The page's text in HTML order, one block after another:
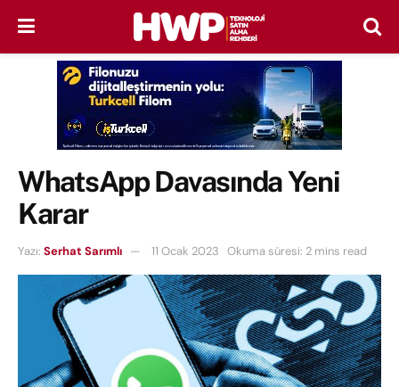
WhatsApp Davasında Yeni
Karar
Yazı: Serhat Sarımlı 11 Ocak 2023 Okuma süresi: 2 mins read